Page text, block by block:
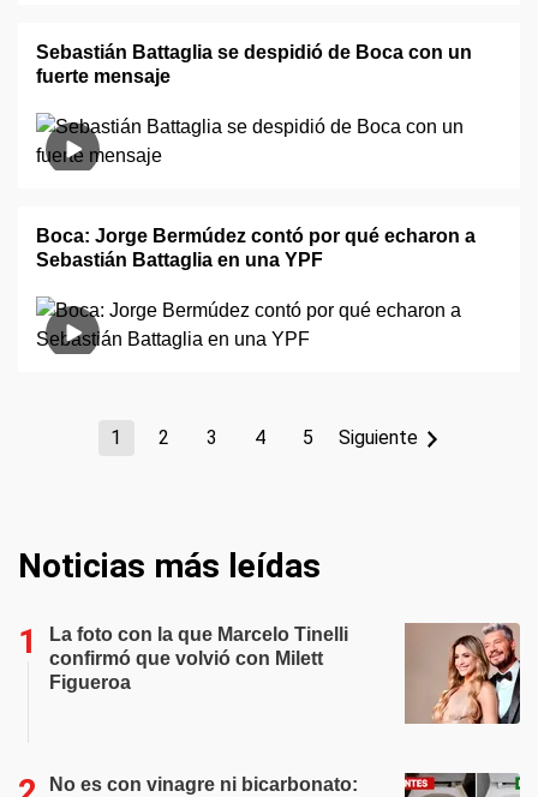
Sebastián Battaglia se despidió de Boca con un
fuerte mensaje
Boca: Jorge Bermúdez contó por qué echaron a
Sebastián Battaglia en una YPF
1 2 3 4 5 Siguiente
Noticias más leídas
La foto con la que Marcelo Tinelli
confirmó que volvió con Milett
Figueroa
No es con vinagre ni bicarbonato: